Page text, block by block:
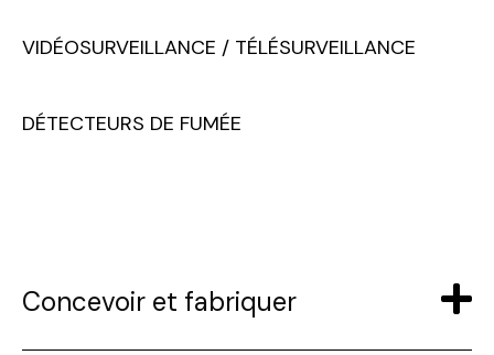
VIDÉOSURVEILLANCE / TÉLÉSURVEILLANCE
DÉTECTEURS DE FUMÉE
Concevoir et fabriquer